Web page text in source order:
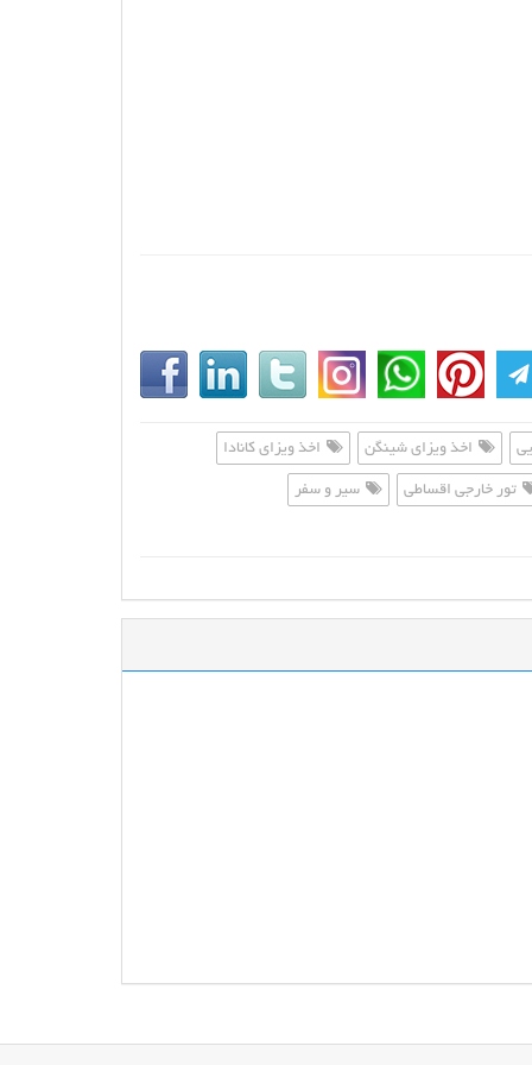
اخذ ویزای شینگن اخذ ویزای کانادا
تور خارجی اقساطی سیر و سفر